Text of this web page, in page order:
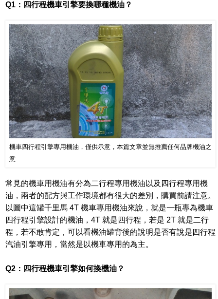
Q1：四行程機車引擎要換哪種機油？
機車四行程引擎專用機油，僅供示意，本篇文章並無推薦任何品牌機油之
意
常見的機車用機油有分為二行程專用機油以及四行程專用機
油，兩者的配方與工作環境都有很大的差別，購買前請注意。
以圖中這罐千里馬 4T 機車專用機油來說，就是一瓶專為機車
四行程引擎設計的機油，4T 就是四行程，若是 2T 就是二行
程，若不敢肯定，可以看機油罐背後的說明是否有說是四行程
汽油引擎專用，當然是以機車專用的為主。
Q2：四行程機車引擎如何換機油？